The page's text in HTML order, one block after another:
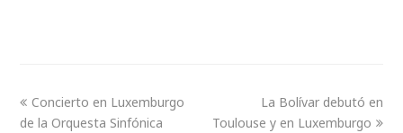
Concierto en Luxemburgo
de la Orquesta Sinfónica
La Bolívar debutó en
Toulouse y en Luxemburgo